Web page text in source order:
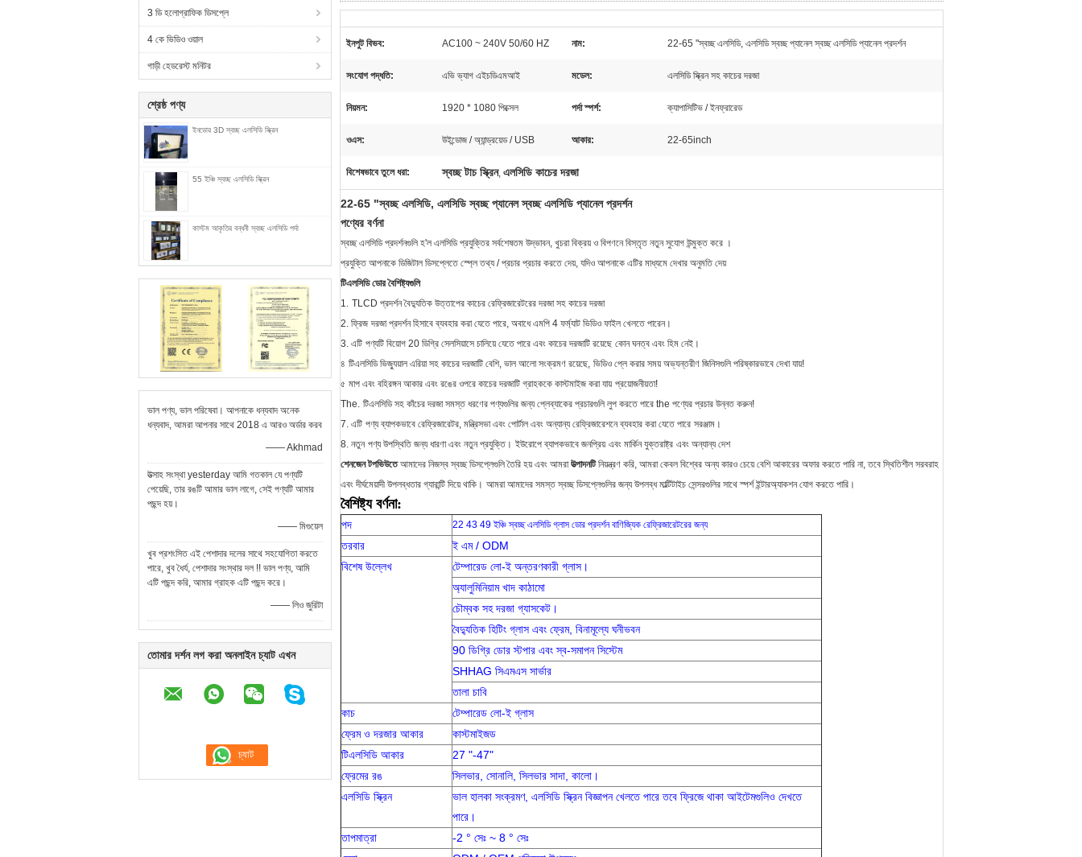
3 ডি হলোগ্রাফিক ডিসপ্লে
4 কে ভিডিও ওয়াল
গাড়ী হেডরেস্ট মনিটর
শ্রেষ্ঠ পণ্য
ইনডোর 3D স্বচ্ছ এলসিডি স্ক্রিন
55 ইঞ্চি স্বচ্ছ এলসিডি স্ক্রিন
কাস্টম আকৃতির বন্ধনী স্বচ্ছ এলসিডি পর্দা
ভাল পণ্য, ভাল পরিষেবা। আপনাকে ধন্যবাদ অনেক
ধন্যবাদ, আমরা আপনার সাথে 2018 এ আরও অর্ডার করব
—— Akhmad
উত্সাহ সংস্থা yesterday আমি গতকাল যে পণ্যটি
পেয়েছি, তার রঙটি আমার ভাল লাগে, সেই পণ্যটি আমার
পছন্দ হয়।
—— মিগুয়েল
খুব প্রশংসিত এই পেশাদার দলের সাথে সহযোগিতা করতে
পারে, খুব ধৈর্য, ​​পেশাদার সংস্থার দল !! ভাল পণ্য, আমি
এটি পছন্দ করি, আমার গ্রাহক এটি পছন্দ করে।
—— লিও জুরিটা
তোমার দর্শন লগ করা অনলাইন চ্যাট এখন
ইনপুট বিভব: AC100 ~ 240V 50/60 HZ নাম: 22-65 "স্বচ্ছ এলসিডি, এলসিডি স্বচ্ছ প্যানেল স্বচ্ছ এলসিডি প্যানেল প্রদর্শন
সংযোগ পদ্ধতি: এভি ভ্যাগ এইচডিএমআই মডেল: এলসিডি স্ক্রিন সহ কাচের দরজা
নিয়মন: 1920 * 1080 পিক্সেল পর্দা স্পর্শ: ক্যাপাসিটিভ / ইনফ্রারেড
ওএস: উইন্ডোজ / অ্যান্ড্রয়েড / USB আকার: 22-65inch
বিশেষভাবে তুলে ধরা: স্বচ্ছ টাচ স্ক্রিন, এলসিডি কাচের দরজা
22-65 "স্বচ্ছ এলসিডি, এলসিডি স্বচ্ছ প্যানেল স্বচ্ছ এলসিডি প্যানেল প্রদর্শন
পণ্যের বর্ণনা
স্বচ্ছ এলসিডি প্রদর্শনগুলি হ'ল এলসিডি প্রযুক্তির সর্বশেষতম উদ্ভাবন, খুচরা বিক্রয় ও বিপণনেবিস্তৃত নতুনসুযোগ উন্মুক্ত করে ।
প্রযুক্তি আপনাকে ডিজিটাল ডিসপ্লেতে স্প্লে তথ্য / প্রচার প্রচার করতে দেয়, যদিও আপনাকে এটির মাধ্যমে দেখার অনুমতি দেয়
টিএলসিডি ডোর বৈশিষ্ট্যগুলি
1. TLCD প্রদর্শন বৈদ্যুতিক উত্তাপের কাচের রেফ্রিজারেটরের দরজা সহ কাচের দরজা
2. ফ্রিজ দরজা প্রদর্শন হিসাবে ব্যবহার করা যেতে পারে, অবাধে এমপি 4 ফর্ম্যাট ভিডিও ফাইল খেলতে পারেন।
3. এটি পণ্যটি বিয়োগ 20 ডিগ্রি সেলসিয়াসে চালিয়ে যেতে পারে এবং কাচের দরজাটি রয়েছে কোন ঘনত্ব এবং হিম নেই।
৪ টিএলসিডি ভিজ্যুয়াল এরিয়া সহ কাচের দরজাটি বেশি, ভাল আলো সংক্রমণ রয়েছে, ভিডিও প্লে করার সময় অভ্যন্তরীণ জিনিসগুলি পরিষ্কারভাবে দেখা যায়!
৫ মাপ এবং বহিরঙ্গন আকার এবং রঙের ওপরে কাচের দরজাটি গ্রাহককে কাস্টমাইজ করা যায় প্রয়োজনীয়তা!
The. টিএলসিডি সহ কাঁচের দরজা সমস্ত ধরণের পণ্যগুলির জন্য প্লেব্যাকের প্রচারগুলি লুপ করতে পারে the পণ্যের প্রচার উন্নত করুন!
7. এটি পণ্য ব্যাপকভাবে রেফ্রিজারেটর, মন্ত্রিসভা এবং পোর্টাল এবং অন্যান্য রেফ্রিজারেশনে ব্যবহার করা যেতে পারে সরঞ্জাম।
8. নতুন পণ্য উপস্থিতি জন্য ধারণা এবং নতুন প্রযুক্তি। ইউরোপে ব্যাপকভাবে জনপ্রিয় এবং মার্কিন যুক্তরাষ্ট্র এবং অন্যান্য দেশ
শেনজেন টপভিউতে আমাদের নিজস্ব স্বচ্ছ ডিসপ্লেগুলি তৈরি হয় এবং আমরা উত্পাদনটি নিয়ন্ত্রণ করি, আমরা কেবল বিশ্বের অন্য কারও চেয়ে বেশি আকারের অফার করতে পারি না, তবে স্থিতিশীল সরবরাহ
এবং দীর্ঘমেয়াদী উপলব্ধতার গ্যারান্টি দিয়ে থাকি। আমরা আমাদের সমস্ত স্বচ্ছ ডিসপ্লেগুলির জন্য উপলব্ধ মাল্টিটাইচ সেন্সরগুলির সাথে স্পর্শ ইন্টারঅ্যাকশন যোগ করতে পারি।
বৈশিষ্ট্য বর্ণনা:
পদ 22 43 49 ইঞ্চি স্বচ্ছ এলসিডি গ্লাস ডোর প্রদর্শন বাণিজ্যিক রেফ্রিজারেটরের জন্য
তরবার
ই এম / ODM
বিশেষ উল্লেখ
টেম্পারেড লো-ই অন্তরণকারী গ্লাস।
অ্যালুমিনিয়াম খাদ কাঠামো
চৌম্বক সহ দরজা গ্যাসকেট।
বৈদ্যুতিক হিটিং গ্লাস এবং ফ্রেম, বিনামূল্যে ঘনীভবন
90 ডিগ্রি ডোর স্টপার এবং স্ব-সমাপন সিস্টেম
SHHAG সিএমএস সার্ভার
তালা চাবি
কাচ
টেম্পারেড লো-ই গ্লাস
ফ্রেম ও দরজার আকার
কাস্টমাইজড
টিএলসিডি আকার
27 "-47"
ফ্রেমের রঙ
সিলভার, সোনালি, সিলভার সাদা, কালো।
এলসিডি স্ক্রিন
ভাল হালকা সংক্রমণ, এলসিডি স্ক্রিন বিজ্ঞাপন খেলতে পারে তবে ফ্রিজে থাকা আইটেমগুলিও দেখতে
পারে।
তাপমাত্রা
-2 ° সেঃ ~ 8 ° সেঃ